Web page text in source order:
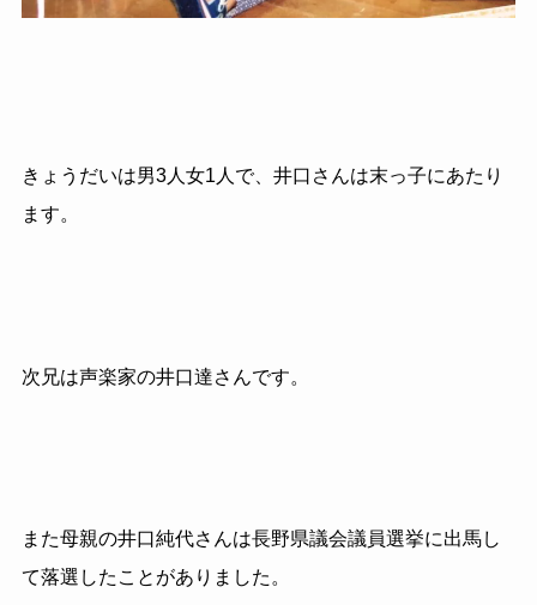
きょうだいは男3人女1 人で、井口さんは末っ子にあたり
ます。
次兄は声楽家の井口達さんです。
また母親の井口純代さんは長野県議会議員選挙に出馬し
て落選したことがありました。